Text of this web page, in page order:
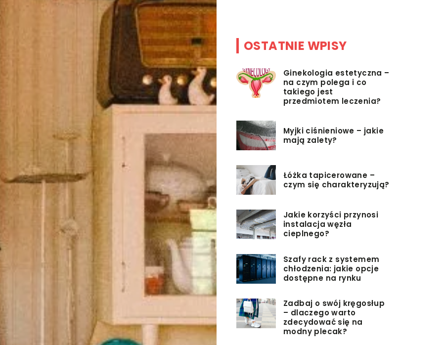
OSTATNIE WPISY
Ginekologia estetyczna –
na czym polega i co
takiego jest
przedmiotem leczenia?
Myjki ciśnieniowe – jakie
mają zalety?
Łóżka tapicerowane –
czym się charakteryzują?
Jakie korzyści przynosi
instalacja węzła
cieplnego?
Szafy rack z systemem
chłodzenia: jakie opcje
dostępne na rynku
Zadbaj o swój kręgosłup
– dlaczego warto
zdecydować się na
modny plecak?